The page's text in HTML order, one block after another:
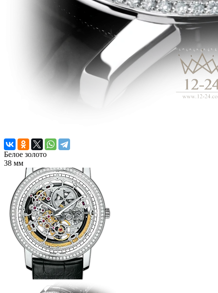
Белое золото
38 мм